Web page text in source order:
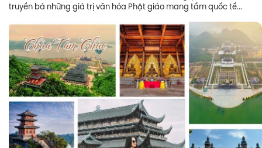
truyền bá những giá trị văn hóa Phật giáo mang tầm quốc tế...